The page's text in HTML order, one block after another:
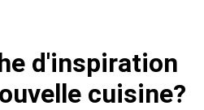
d'inspiration
cuisine?